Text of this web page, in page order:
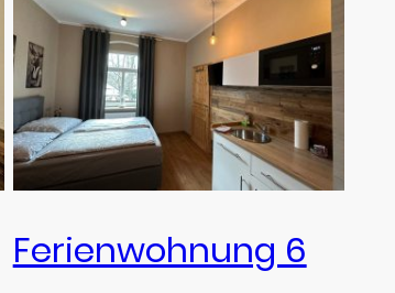
Ferienwohnung 6